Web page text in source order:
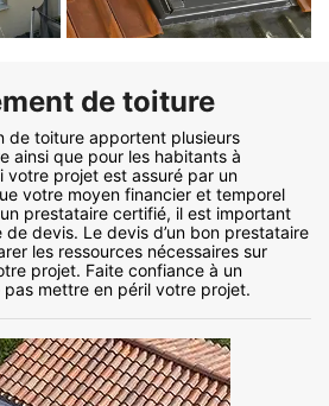
de toiture
de toiture apportent plusieurs
ainsi que pour les habitants à
votre projet est assuré par un
votre moyen financier et temporel
prestataire certifié, il est important
devis. Le devis d’un bon prestataire
les ressources nécessaires sur
projet. Faite confiance à un
mettre en péril votre projet.